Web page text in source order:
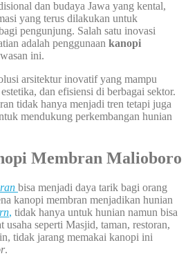
dan budaya Jawa yang kental,
yang terus dilakukan untuk
pengunjung. Salah satu inovasi
adalah penggunaan kanopi
ini.
arsitektur inovatif yang mampu
dan efisiensi di berbagai sektor.
tidak hanya menjadi tren tetapi juga
mendukung perkembangan hunian
Membran Malioboro
bisa menjadi daya tarik bagi orang
kanopi membran menjadikan hunian
, tidak hanya untuk hunian namun bisa
usaha seperti Masjid, taman, restoran,
tidak jarang memakai kanopi ini
.